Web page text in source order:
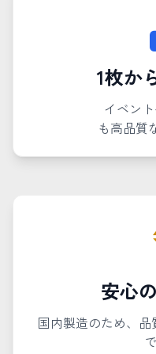
1枚か
イベントやグ
も高品質
安心
国内製造のため、